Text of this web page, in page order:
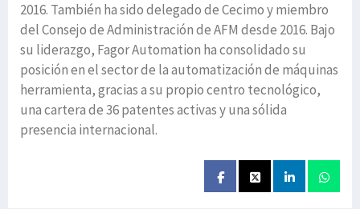
2016. También ha sido delegado de Cecimo y miembro
del Consejo de Administración de AFM desde 2016. Bajo
su liderazgo, Fagor Automation ha consolidado su
posición en el sector de la automatización de máquinas
herramienta, gracias a su propio centro tecnológico,
una cartera de 36 patentes activas y una sólida
presencia internacional.